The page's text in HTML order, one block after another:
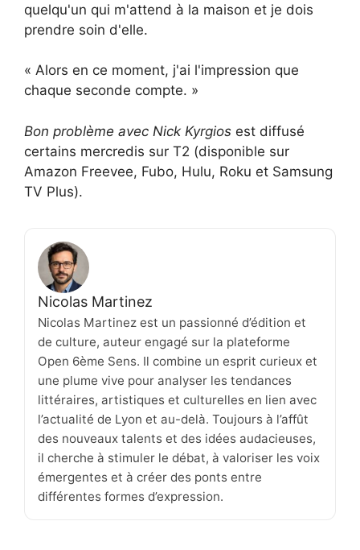
quelqu'un qui m'attend à la maison et je dois
prendre soin d'elle.
« Alors en ce moment, j'ai l'impression que
chaque seconde compte. »
Bon problème avec Nick Kyrgios est diffusé
certains mercredis sur T2 (disponible sur
Amazon Freevee, Fubo, Hulu, Roku et Samsung
TV Plus).
Nicolas Martinez
Nicolas Martinez est un passionné d’édition et
de culture, auteur engagé sur la plateforme
Open 6ème Sens. Il combine un esprit curieux et
une plume vive pour analyser les tendances
littéraires, artistiques et culturelles en lien avec
l’actualité de Lyon et au-delà. Toujours à l’affût
des nouveaux talents et des idées audacieuses,
il cherche à stimuler le débat, à valoriser les voix
émergentes et à créer des ponts entre
différentes formes d’expression.